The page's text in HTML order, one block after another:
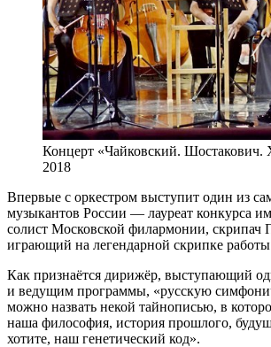
Концерт «Чайковский. Шостакович.
2018
Впервые с оркестром выступит один из
музыкантов России — лауреат конкурса
солист Московской филармонии,
играющий на легендарной скрипке
Как признаётся дирижёр, выступающий
и ведущим программы, «русскую
можно назвать некой тайнописью, в
наша философия, история прошлого,
хотите, наш генетический код».